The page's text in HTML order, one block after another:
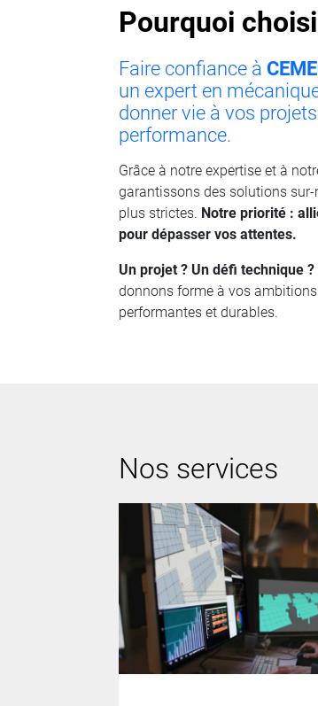
Pourquoi
Faire confiance à
un expert en
donner vie à vos
performance.
Grâce à notre expertise et à
garantissons des solutions
plus strictes. Notre priorité :
pour dépasser vos attentes.
Un projet ? Un défi technique ?
donnons forme à vos
performantes et durables.
Nos services